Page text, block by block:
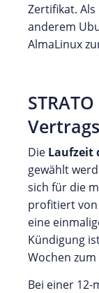
Zertifikat.
anderem
AlmaLinux
Die Laufzeit
gewählt
sich für die
profitiert von
eine
Kündigung
Wochen
Bei einer